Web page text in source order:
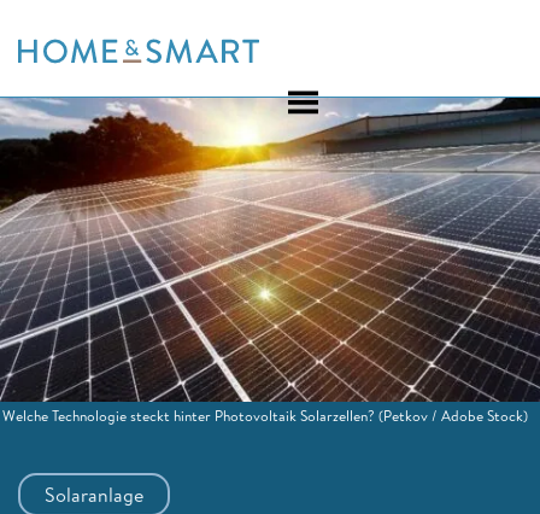
to
Solaranlage
Welche Technologie steckt hinter Photovoltaik Solarzellen? (Petkov / Adobe Stock)